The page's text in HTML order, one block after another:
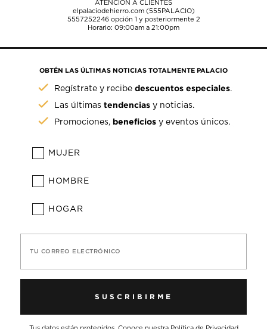
ATENCIÓN A CLIENTES
elpalaciodehierro.com (555PALACIO)
5557252246opción 1 y posteriormente 2
Horario: 09:00am a 21:00pm
OBTÉN LAS ÚLTIMAS NOTICIAS TOTALMENTE PALACIO
Regístrate y recibedescuentos especiales.
Las últimastendencias y noticias.
Promociones, beneficios y eventos únicos.
MUJER
HOMBRE
HOGAR
TU CORREO ELECTRÓNICO
SUSCRIBIRME